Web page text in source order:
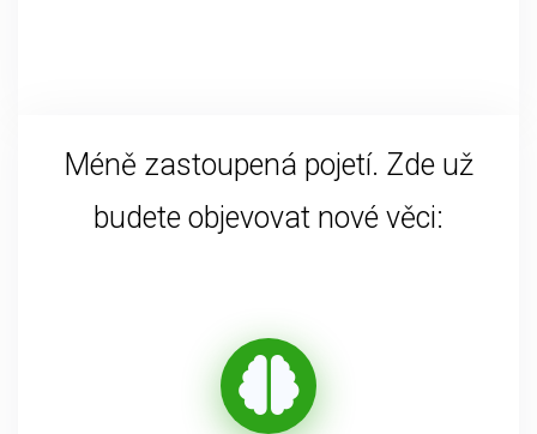
Méně zastoupená pojetí. Zde už
budete objevovat nové věci: